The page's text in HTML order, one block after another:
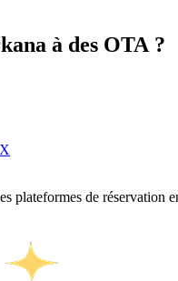
à des OTA ?
plateformes de